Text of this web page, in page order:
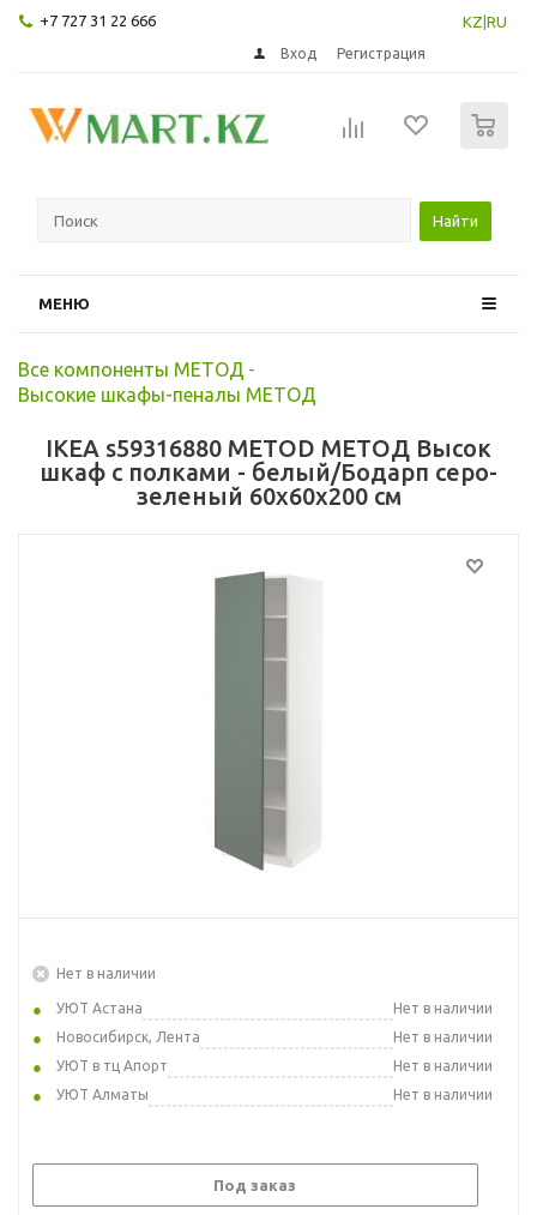
+7 727 31 22 666 KZ RU
Вход Регистрация
Найти
МЕНЮ
Все компоненты МЕТОД -
Высокие шкафы-пеналы МЕТОД
IKEA s59316880 METOD МЕТОД Высок
шкаф с полками - белый/Бодарп серо-
зеленый 60x60x200 см
Нет в наличии
УЮТ Астана
Нет в наличии
Новосибирск, Лента
Нет в наличии
УЮТ в тц Апорт
Нет в наличии
УЮТ Алматы
Нет в наличии
Под заказ